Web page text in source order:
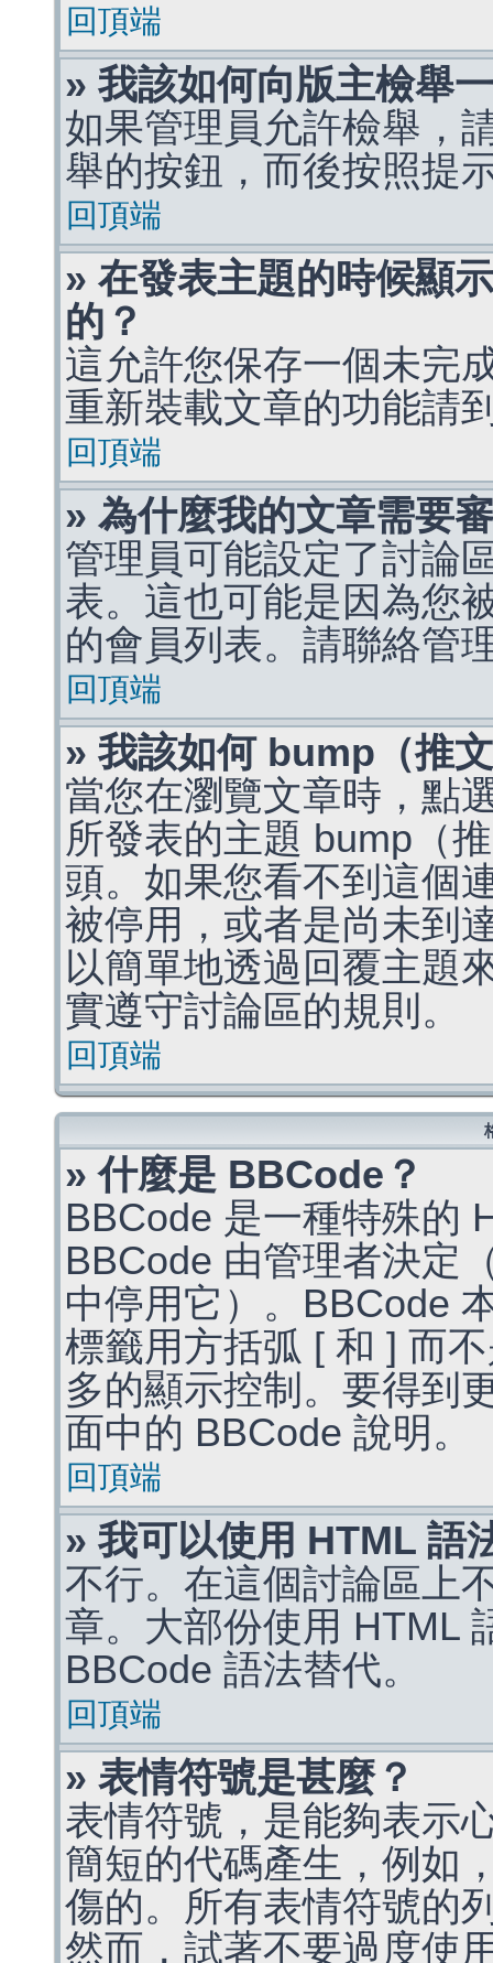
回頂端
» 我該如何向版主檢舉
如果管理員允許檢舉，
舉的按鈕，而後按照提
回頂端
» 在發表主題的時候顯
的？
這允許您保存一個未完
重新裝載文章的功能請
回頂端
» 為什麼我的文章需要
管理員可能設定了討論
表。這也可能是因為您
的會員列表。請聯絡管
回頂端
» 我該如何 bump（推
當您在瀏覽文章時，點
所發表的主題 bump（
頭。如果您看不到這個
被停用，或者是尚未到
以簡單地透過回覆主題
實遵守討論區的規則。
回頂端
» 什麼是 BBCode？
BBCode 是一種特殊的
BBCode 由管理者決定
中停用它）。BBCode
標籤用方括弧 [ 和 ] 而
多的顯示控制。要得到
面中的 BBCode 說明。
回頂端
» 我可以使用 HTML 語
不行。在這個討論區上
章。大部份使用 HTML
BBCode 語法替代。
回頂端
» 表情符號是甚麼？
表情符號，是能夠表示
簡短的代碼產生，例如
傷的。所有表情符號的
然而，試著不要過度使